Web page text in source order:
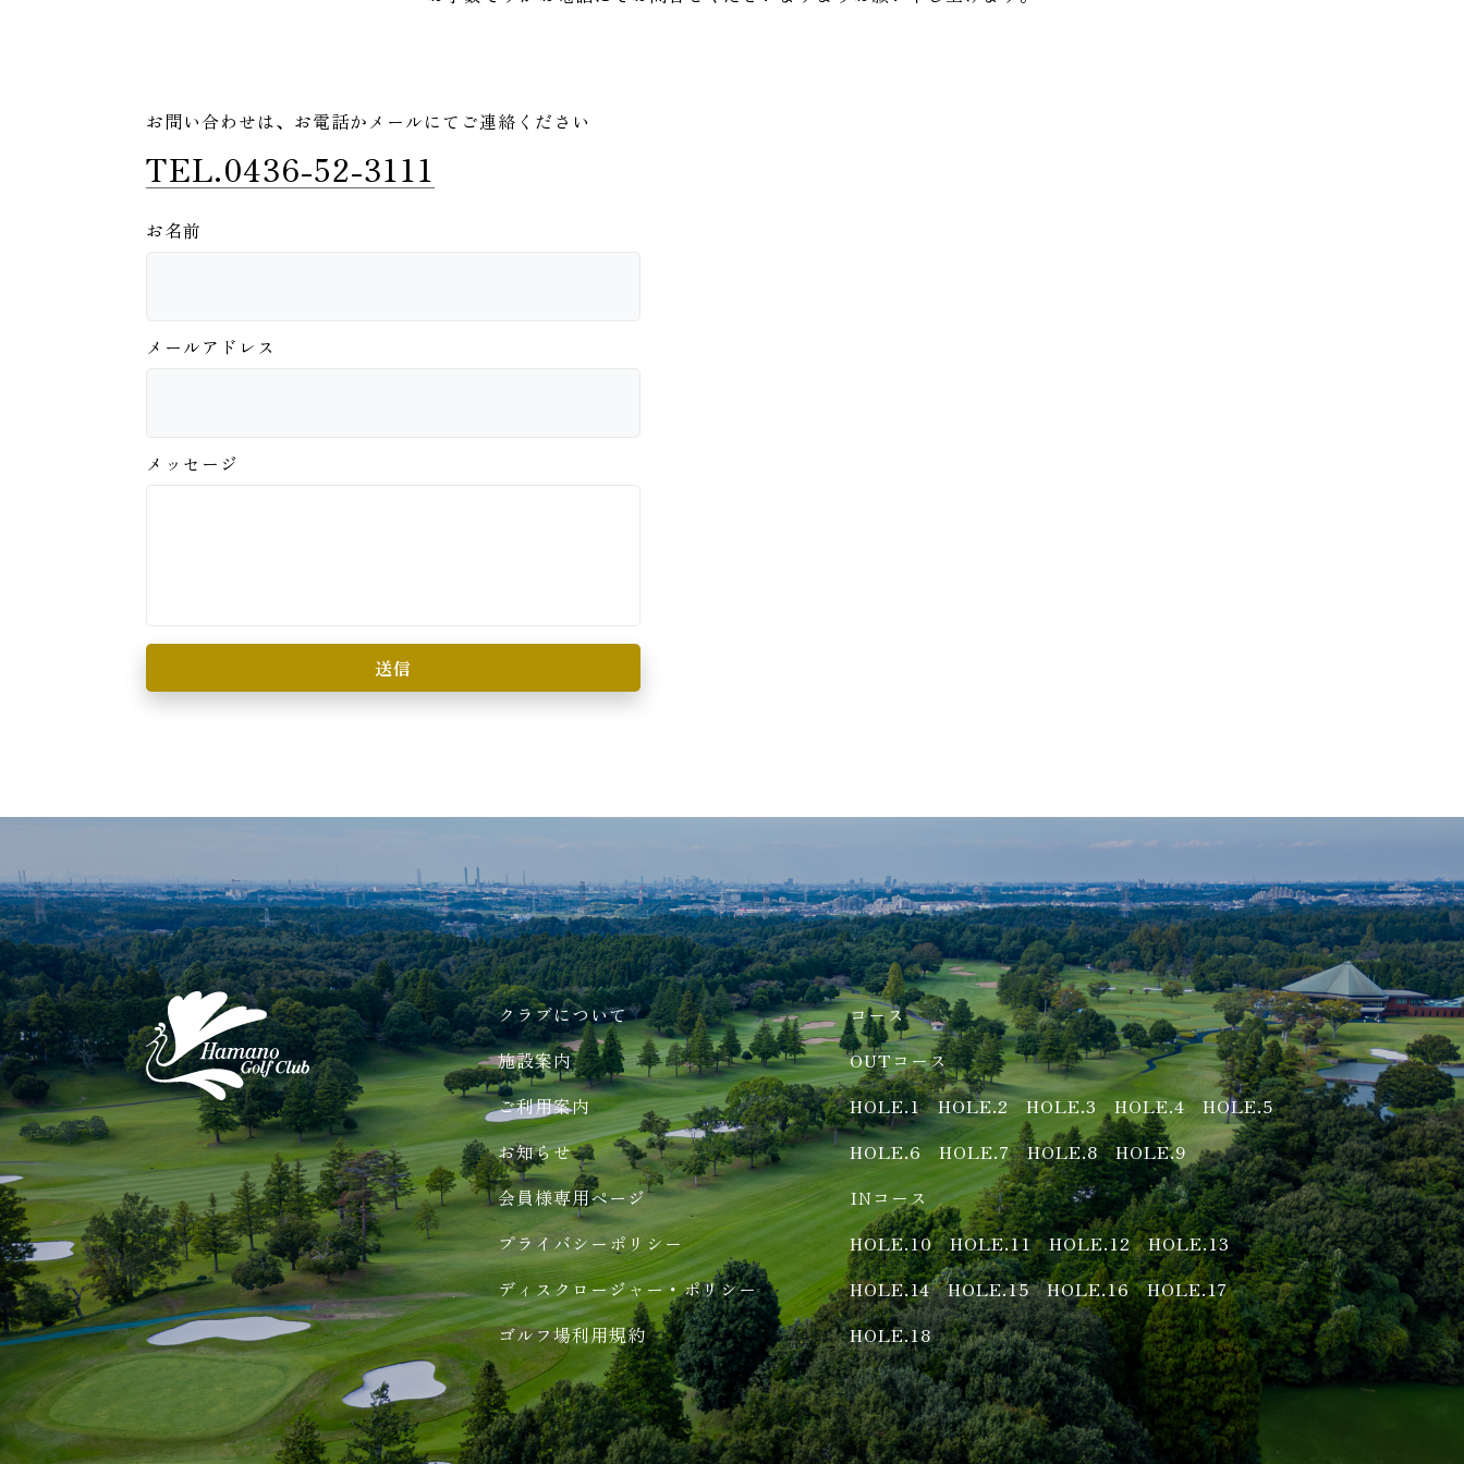
お問い合わせは、 お電話かメールにてご連絡ください
TEL.0436-52-3111
お名前
メールアドレス
メッセージ
クラブについて
施設案内
ご利用案内
お知らせ
会員様専用ページ
プライバシーポリシー
ディスクロージャー・ポリシー
ゴルフ場利用規約
コース
OUTコース
HOLE.1
HOLE.2 HOLE.3 HOLE.4
HOLE.5
HOLE.6
HOLE.7 HOLE.8
HOLE.9
INコース
HOLE.10
HOLE.11 HOLE.12
HOLE.13
HOLE.14
HOLE.15 HOLE.16
HOLE.17
HOLE.18